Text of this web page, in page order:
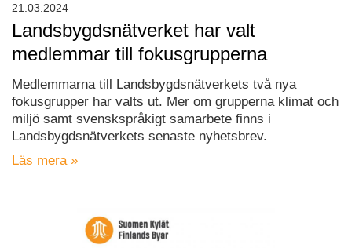
Landsbygdsnätverket har valt
medlemmar till fokusgrupperna
Medlemmarna till Landsbygdsnätverkets två nya
fokusgrupper har valts ut. Mer om grupperna klimat och
miljö samt svenskspråkigt samarbete finns i
Landsbygdsnätverkets senaste nyhetsbrev.
Läs mera »
21.03.2024